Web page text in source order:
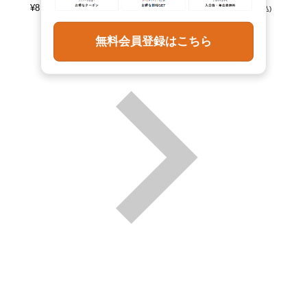
¥8,690 8,690(税込)
¥13,090 (税込)
無料会員登録はこちら